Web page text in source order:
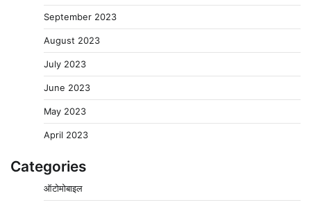
September 2023
August 2023
July 2023
June 2023
May 2023
April 2023
Categories
ऑटोमोबाइल